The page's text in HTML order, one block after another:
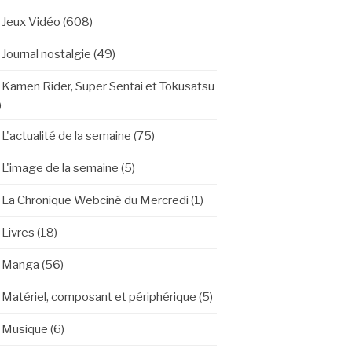
Jeux Vidéo (608)
Journal nostalgie (49)
Kamen Rider, Super Sentai et Tokusatsu
L'actualité de la semaine (75)
L'image de la semaine (5)
La Chronique Webciné du Mercredi (1)
Livres (18)
Manga (56)
Matériel, composant et périphérique (5)
Musique (6)